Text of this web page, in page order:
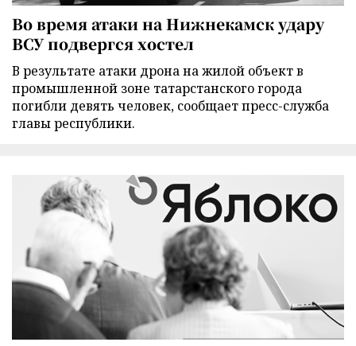
Во время атаки на Нижнекамск удару
ВСУ подвергся хостел
В результате атаки дрона на жилой объект в
промышленной зоне татарстанского города
погибли девять человек, сообщает пресс-служба
главы республики.